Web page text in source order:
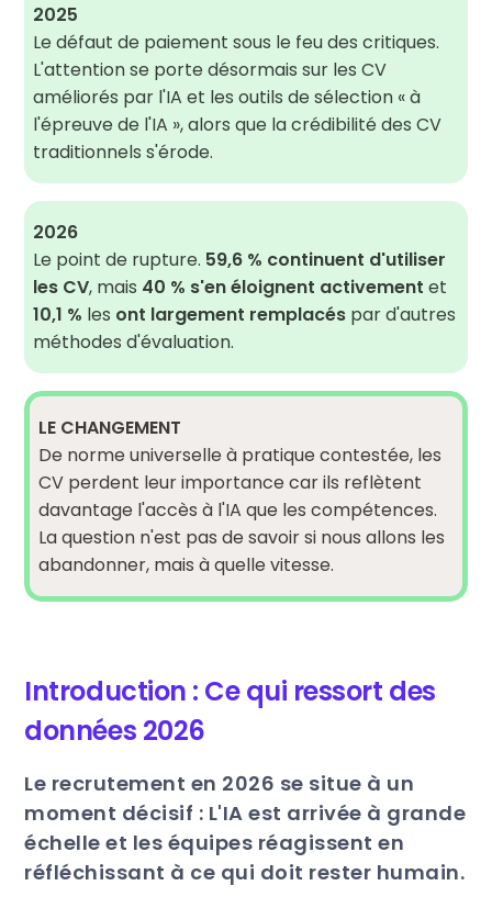
2025
Le défaut de paiement sous le feu des critiques.
L'attention se porte désormais sur les CV
améliorés par l'IA et les outils de sélection « à
l'épreuve de l'IA », alors que la crédibilité des CV
traditionnels s'érode.
2026
Le point de rupture. 59,6 % continuent d'utiliser
les CV, mais 40 % s'en éloignent activement et
10,1 % les ont largement remplacés par d'autres
méthodes d'évaluation.
LE CHANGEMENT
De norme universelle à pratique contestée, les
CV perdent leur importance car ils reflètent
davantage l'accès à l'IA que les compétences.
La question n'est pas de savoir si nous allons les
abandonner, mais à quelle vitesse.
Introduction : Ce qui ressort des
données 2026
Le recrutement en 2026 se situe à un
moment décisif : L'IA est arrivée à grande
échelle et les équipes réagissent en
réfléchissant à ce qui doit rester humain.